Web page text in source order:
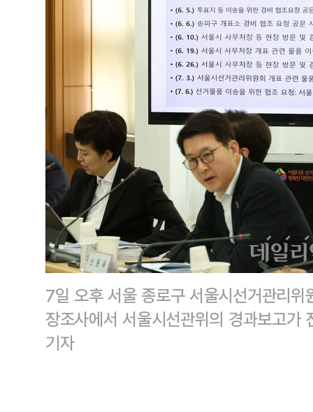
7일 오후 서울 종로구 서울시선거관리
장조사에서 서울시선관위의 경과보고
기자